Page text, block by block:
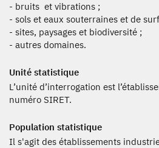
- bruits et vibrations ;
- sols et eaux souterraines et de
- sites, paysages et biodiversité ;
- autres domaines.
Unité statistique
L’unité d’interrogation est
numéro SIRET.
Population statistique
Il s'agit des établissements